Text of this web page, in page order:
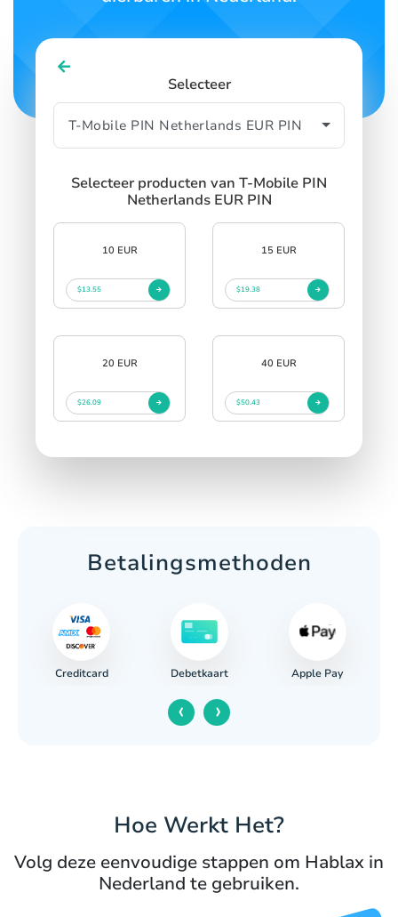
Selecteer
Selecteer producten van T-Mobile PIN
Netherlands EUR PIN
10 EUR
$13.55
15 EUR
$19.38
20 EUR
$26.09
40 EUR
$50.43
Betalingsmethoden
Creditcard Debetkaart Apple Pay
‹ ›
Hoe Werkt Het?
Volg deze eenvoudige stappen om Hablax in
Nederland te gebruiken.